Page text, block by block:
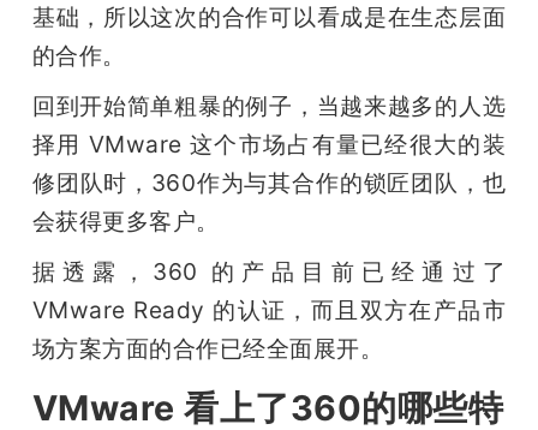
基础，所以这次的合作可以看成是在生态层面
的合作。
回到开始简单粗暴的例子，当越来越多的人选
择用 VMware 这个市场占有量已经很大的装
修团队时，360作为与其合作的锁匠团队，也
会获得更多客户。
据透露，360 的产品目前已经通过了
VMware Ready 的认证，而且双方在产品市
场方案方面的合作已经全面展开。
VMware 看上了360的哪些特